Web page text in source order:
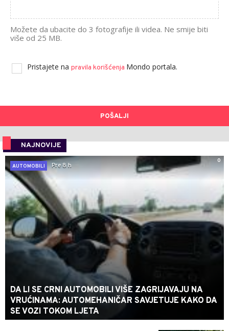
Možete da ubacite do 3 fotografije ili videa. Ne smije biti
više od 25 MB.
Pristajete na pravila korišćenja Mondo portala.
POŠALJI
NAJNOVIJE
0
AUTOMOBILI
Pre 8 h
DA LI SE CRNI AUTOMOBILI VIŠE ZAGRIJAVAJU NA
VRUĆINAMA: AUTOMEHANIČAR SAVJETUJE KAKO DA
SE VOZI TOKOM LJETA